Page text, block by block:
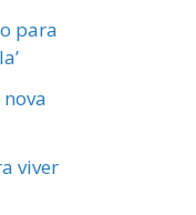
para
viver